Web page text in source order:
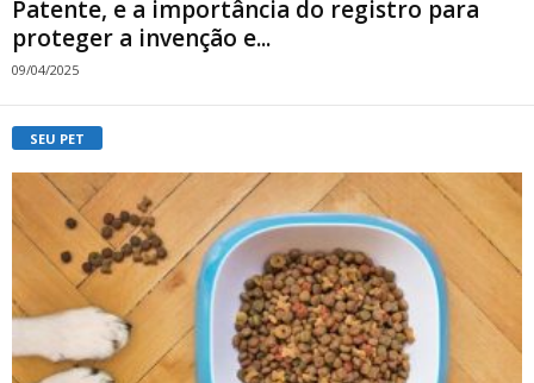
Patente, e a importância do registro para
proteger a invenção e...
09/04/2025
SEU PET